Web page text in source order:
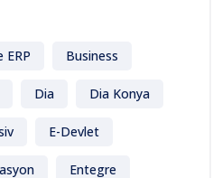
ERP Business
Dia Dia Konya
E-Devlet
Entegre